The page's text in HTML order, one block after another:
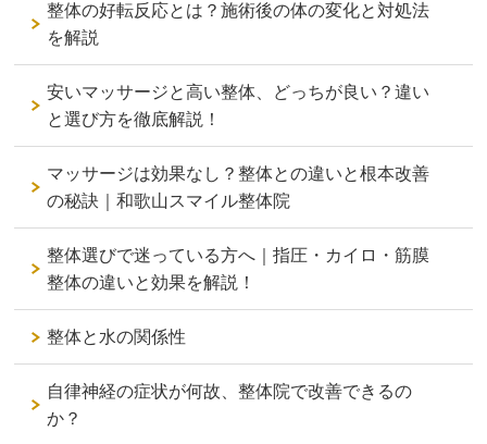
整体の好転反応とは？施術後の体の変化と対処法
を解説
安いマッサージと高い整体、どっちが良い？違い
と選び方を徹底解説！
マッサージは効果なし？整体との違いと根本改善
の秘訣｜和歌山スマイル整体院
整体選びで迷っている方へ｜指圧・カイロ・筋膜
整体の違いと効果を解説！
整体と水の関係性
自律神経の症状が何故、整体院で改善できるの
か？